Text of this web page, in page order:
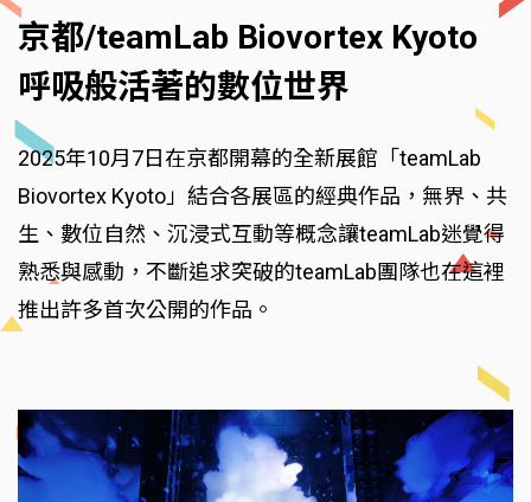
京都/teamLab Biovortex Kyoto
呼吸般活著的數位世界
2025年10月7日在京都開幕的全新展館「teamLab
Biovortex Kyoto」結合各展區的經典作品，無界、共
生、數位自然、沉浸式互動等概念讓teamLab迷覺得
熟悉與感動，不斷追求突破的teamLab團隊也在這裡
推出許多首次公開的作品。